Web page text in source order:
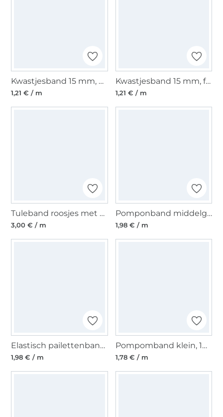
Kwastjesband 15 mm, geel
1,21 € / m
Kwastjesband 15 mm, fuchsia
1,21 € / m
Tuleband roosjes met parels, 25 mm, zandkleurig
3,00 € / m
Pomponband middelgroot, 20 mm, appelgroen
1,98 € / m
Elastisch pailettenband 30 mm zilverkleurig
1,98 € / m
Pompomband klein, 10 mm, koningsblauw
1,78 € / m